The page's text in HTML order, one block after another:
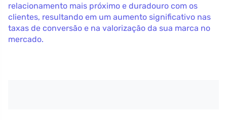
relacionamento mais próximo e duradouro com os
clientes, resultando em um aumento significativo nas
taxas de conversão e na valorização da sua marca no
mercado.